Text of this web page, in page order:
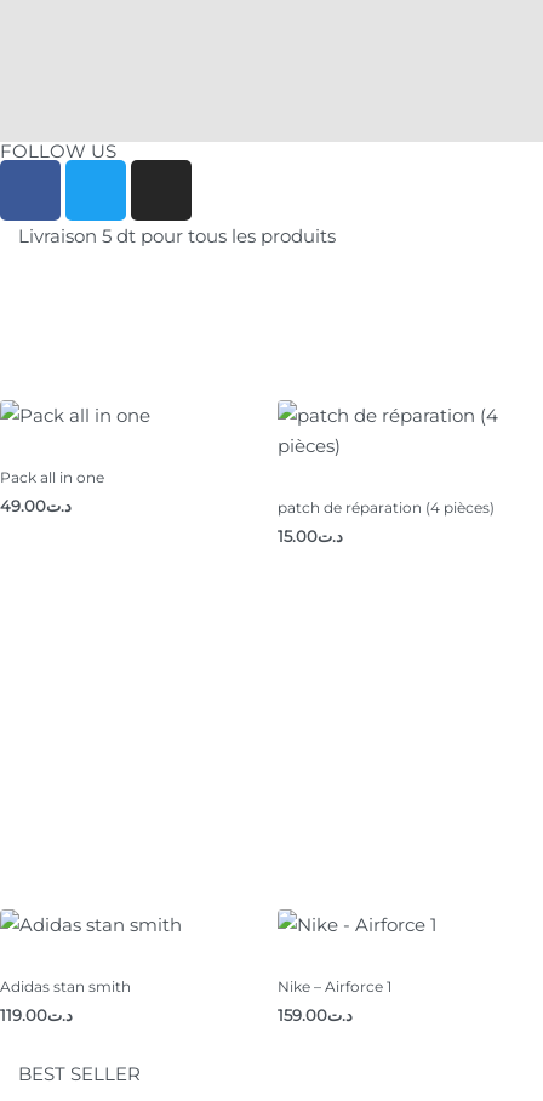
FOLLOW US
Livraison 5 dt pour tous les produits
Pack all in one
د.ت49.00 patch de réparation (4 pièces)
د.ت15.00
Adidas stan smith
د.ت119.00
Nike – Airforce 1
د.ت159.00
BEST SELLER